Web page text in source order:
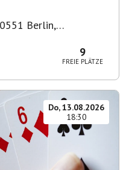
Berlin,
9
FREIE PLÄTZE
Do, 13.08.2026
18:30